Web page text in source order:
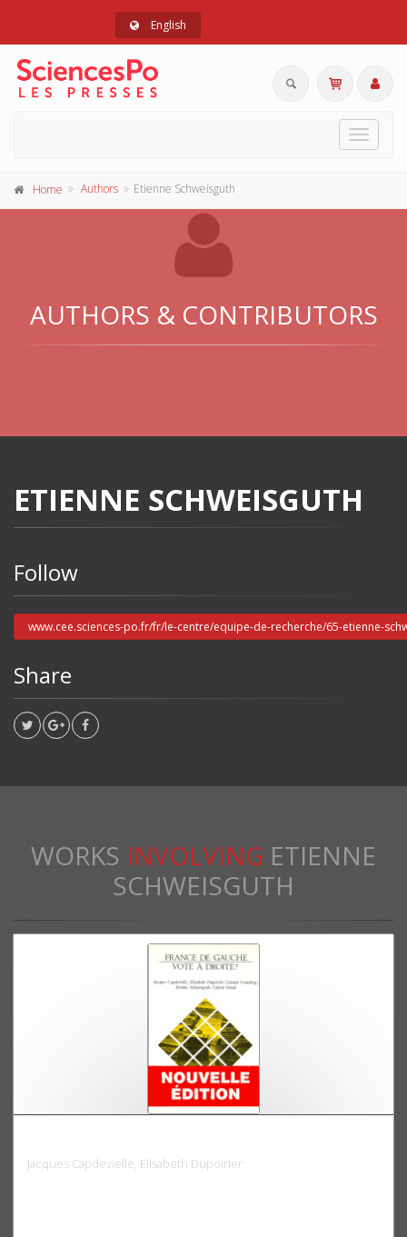
English
Toggle
Home Authors Etienne Schweisguth
AUTHORS & CONTRIBUTORS
ETIENNE SCHWEISGUTH
Follow
www.cee.sciences-po.fr/fr/le-centre/equipe-de-recherche/65-etienne-
Share
WORKS INVOLVING ETIENNE
SCHWEISGUTH
Jacques Capdevielle, Elisabeth Dupoirier